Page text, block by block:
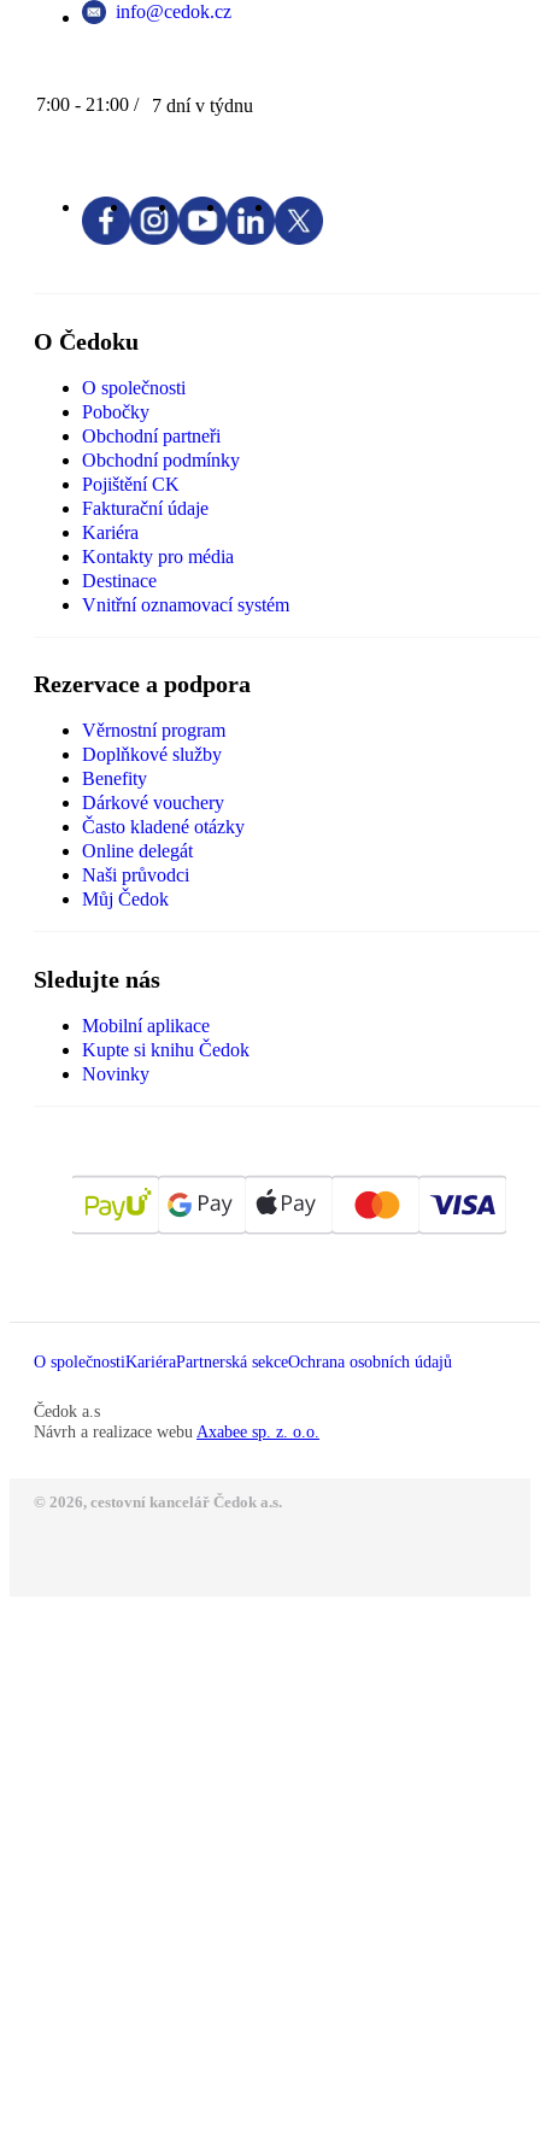
info@cedok.cz
7:00 - 21:00 / 7 dní v týdnu
O Čedoku
O společnosti
Pobočky
Obchodní partneři
Obchodní podmínky
Pojištění CK
Fakturační údaje
Kariéra
Kontakty pro média
Destinace
Vnitřní oznamovací systém
Rezervace a podpora
Věrnostní program
Doplňkové služby
Benefity
Dárkové vouchery
Často kladené otázky
Online delegát
Naši průvodci
Můj Čedok
Sledujte nás
Mobilní aplikace
Kupte si knihu Čedok
Novinky
O společnostiKariéraPartnerská sekceOchrana osobních údajů
Čedok a.s
Návrh a realizace webu Axabee sp. z. o.o.
© 2026, cestovní kancelář Čedok a.s.